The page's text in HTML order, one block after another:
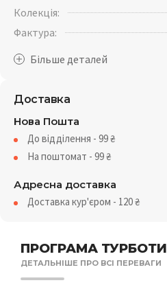
ПРОГРАМА ТУРБОТИ
ДЕТАЛЬНІШЕ ПРО ВСІ ПЕРЕВАГИ
Колекція:
Фактура:
Доставка
Нова Пошта
До відділення - 99₴
На поштомат - 99₴
Адресна доставка
Доставка кур'єром - 120₴